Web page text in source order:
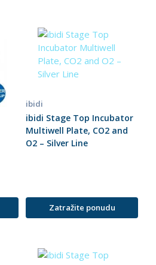
ibidi
ibidi Stage Top Incubator
Multiwell Plate, CO2 and
O2 – Silver Line
Zatražite ponudu